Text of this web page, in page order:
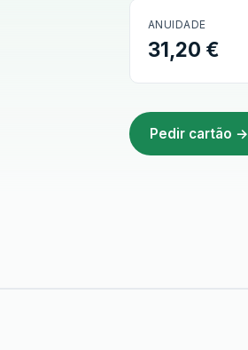
ANUIDADE
31,20 €
Pedir cartão →